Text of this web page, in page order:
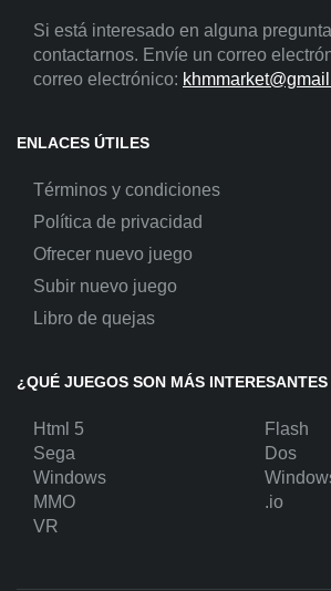
Si está interesado en alguna
contactarnos. Envíe un correo
correo electrónico:
ENLACES ÚTILES
Términos y condiciones
Política de privacidad
Ofrecer nuevo juego
Subir nuevo juego
Libro de quejas
¿QUÉ JUEGOS SON MÁS
Html 5
Flash
Sega
Dos
Windows
MMO
.io
VR